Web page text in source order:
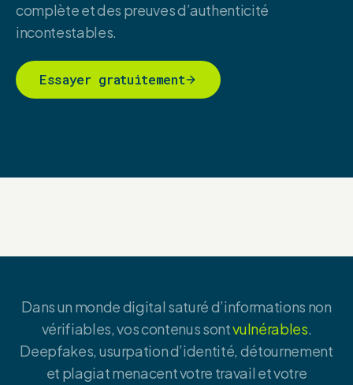
complète et des preuves d’authenticité
incontestables.
Essayer gratuitement
Dans un monde digital saturé d’informations non
vérifiables, vos contenus sontvulnérables.
Deepfakes, usurpation d’identité, détournement
et plagiat menacent votre travail et votre